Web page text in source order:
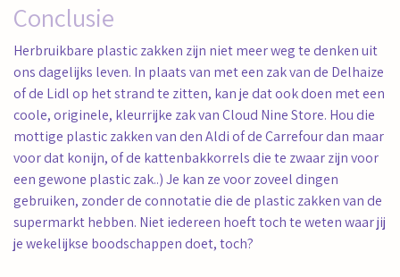
Conclusie
Herbruikbare plastic zakken zijn niet meer weg te denken uit
ons dagelijks leven. In plaats van met een zak van de Delhaize
of de Lidl op het strand te zitten, kan je dat ook doen met een
coole, originele, kleurrijke zak van Cloud Nine Store. Hou die
mottige plastic zakken van den Aldi of de Carrefour dan maar
voor dat konijn, of de kattenbakkorrels die te zwaar zijn voor
een gewone plastic zak..) Je kan ze voor zoveel dingen
gebruiken, zonder de connotatie die de plastic zakken van de
supermarkt hebben. Niet iedereen hoeft toch te weten waar jij
je wekelijkse boodschappen doet, toch?